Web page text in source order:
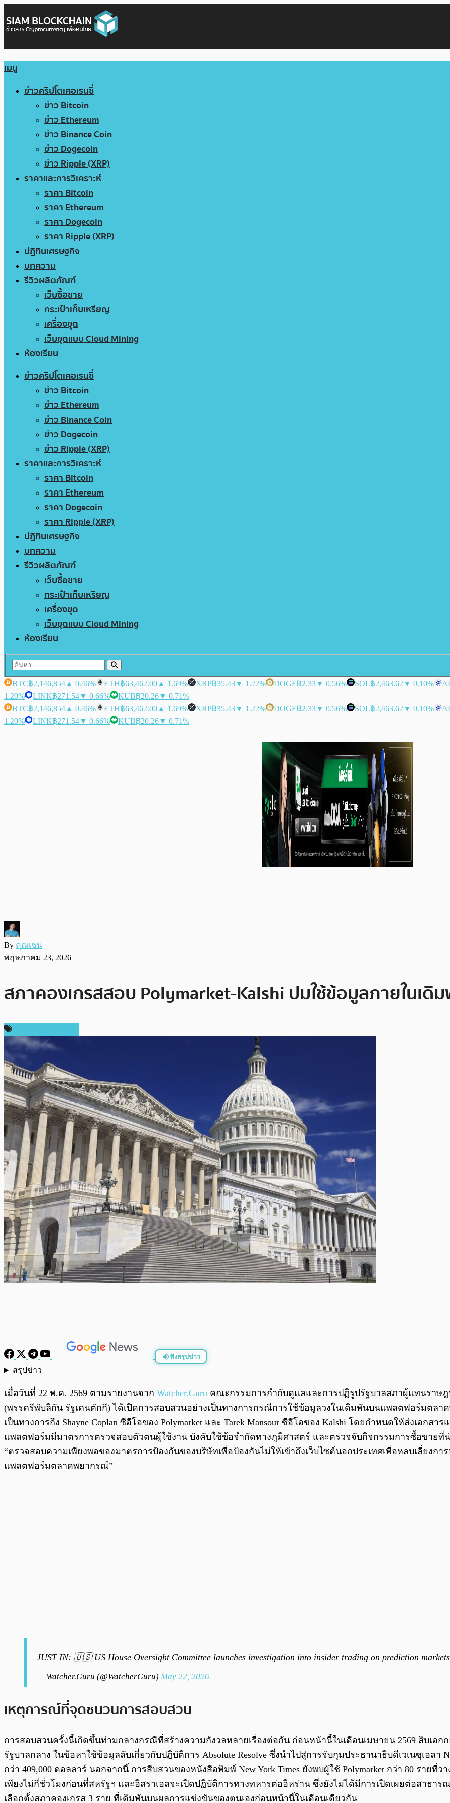
เมนู
ข่าวคริปโตเคอเรนซี่
ข่าว Bitcoin
ข่าว Ethereum
ข่าว Binance Coin
ข่าว Dogecoin
ข่าว Ripple (XRP)
ราคาและการวิเคราะห์
ราคา Bitcoin
ราคา Ethereum
ราคา Dogecoin
ราคา Ripple (XRP)
ปฏิทินเศรษฐกิจ
บทความ
รีวิวผลิตภัณฑ์
เว็บซื้อขาย
กระเป๋าเก็บเหรียญ
เครื่องขุด
เว็บขุดแบบ Cloud Mining
ห้องเรียน
ข่าวคริปโตเคอเรนซี่
ข่าว Bitcoin
ข่าว Ethereum
ข่าว Binance Coin
ข่าว Dogecoin
ข่าว Ripple (XRP)
ราคาและการวิเคราะห์
ราคา Bitcoin
ราคา Ethereum
ราคา Dogecoin
ราคา Ripple (XRP)
ปฏิทินเศรษฐกิจ
บทความ
รีวิวผลิตภัณฑ์
เว็บซื้อขาย
กระเป๋าเก็บเหรียญ
เครื่องขุด
เว็บขุดแบบ Cloud Mining
ห้องเรียน
BTC฿2,146,854 ▲ 0.46% ETH฿63,462.00 ▲ 1.69% XRP฿35.43▼ 1.22% DOGE฿2.33▼ 0.56% SOL฿2,463.62 ▼ 0.10%
1.20%
LINK฿271.54▼ 0.66% KUB฿20.26▼ 0.71%
BTC฿2,146,854 ▲ 0.46% ETH฿63,462.00 ▲ 1.69% XRP฿35.43▼ 1.22% DOGE฿2.33▼ 0.56% SOL฿2,463.62 ▼ 0.10%
1.20%
LINK฿271.54▼ 0.66% KUB฿20.26▼ 0.71%
By คุณเชน
พฤษภาคม 23, 2026
สภาคองเกรสสอบ Polymarket-Kalshi ปมใช้ข้อมูลภายในเดิ
ฟังสรุปข่าว
สรุปข่าว
เมื่อวันที่ 22 พ.ค. 2569 ตามรายงานจาก Watcher.Guru คณะกรรมการกำกับดูแลและการปฏิรูปรัฐบาลสภาผู้แทนราษฎ
(พรรครีพับลิกัน รัฐเคนตักกี) ได้เปิดการสอบสวนอย่างเป็นทางการกรณีการใช้ข้อมูลวงในเดิมพันบนแพลตฟอร์มตลาด
เป็นทางการถึง Shayne Coplan ซีอีโอของ Polymarket และ Tarek Mansour ซีอีโอของ Kalshi โดยกำหนดให้ส่งเอกส
แพลตฟอร์มมีมาตรการตรวจสอบตัวตนผู้ใช้งาน บังคับใช้ข้อจำกัดทางภูมิศาสตร์ และตรวจจับกิจกรรมการซื้อขายที่
“ตรวจสอบความเพียงพอของมาตรการป้องกันของบริษัทเพื่อป้องกันไม่ให้เข้าถึงเว็บไซต์นอกประเทศเพื่อหลบเลี่ยงก
แพลตฟอร์มตลาดพยากรณ์”
JUST IN: 🇺🇸 US House Oversight Committee launches investigation into insider trading on prediction
— Watcher.Guru (@WatcherGuru) May 22, 2026
เหตุการณ์ที่จุดชนวนการสอบสวน
การสอบสวนครั้งนี้เกิดขึ้นท่ามกลางกรณีที่สร้างความกังวลหลายเรื่องต่อกัน ก่อนหน้านี้ในเดือนเมษายน 2569 สิบเอกก
รัฐบาลกลาง ในข้อหาใช้ข้อมูลลับเกี่ยวกับปฏิบัติการ Absolute Resolve ซึ่งนำไปสู่การจับกุมประธานาธิบดีเวเนซุเอลา
กว่า 409,000 ดอลลาร์ นอกจากนี้ การสืบสวนของหนังสือพิมพ์ New York Times ยังพบผู้ใช้ Polymarket กว่า 80 รายที่
เพียงไม่กี่ชั่วโมงก่อนที่สหรัฐฯ และอิสราเอลจะเปิดปฏิบัติการทางทหารต่ออิหร่าน ซึ่งยังไม่ได้มีการเปิดเผยต่อสาธา
เลือกตั้งสภาคองเกรส 3 ราย ที่เดิมพันบนผลการแข่งขันของตนเองก่อนหน้านี้ในเดือนเดียวกัน